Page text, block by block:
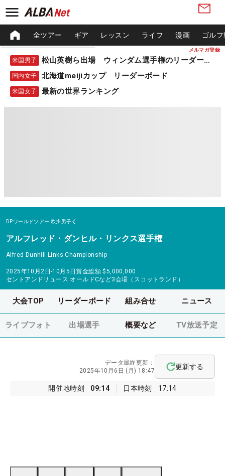
メルマガ登録
全ツアー ギア レッスン ライフ 漫画 ゴル
米国男子 松山英樹ら出場 ウィンダム選手権のリーダーボード
国内女子 北海道meijiカップ リーダーボード
米国女子 最新の世界ランキング
DPワールドツアー 欧州男子
アルフレッド・ダンヒル・リンクス選手権
Alfred Dunhill Links Championship
2025年10月2日-10月5日賞金総額 $5,000,000
セントアンドリュース オールドCなど3会場（スコットランド）
大会TOP リーダーボード 組み合せ ニュース
ライブフォト 出場選手 概要など TV放送予定
開催地時刻 09:14 日本時刻 17:14
データ最終更新：
2025年10月6日 (月) 18:47
更新する